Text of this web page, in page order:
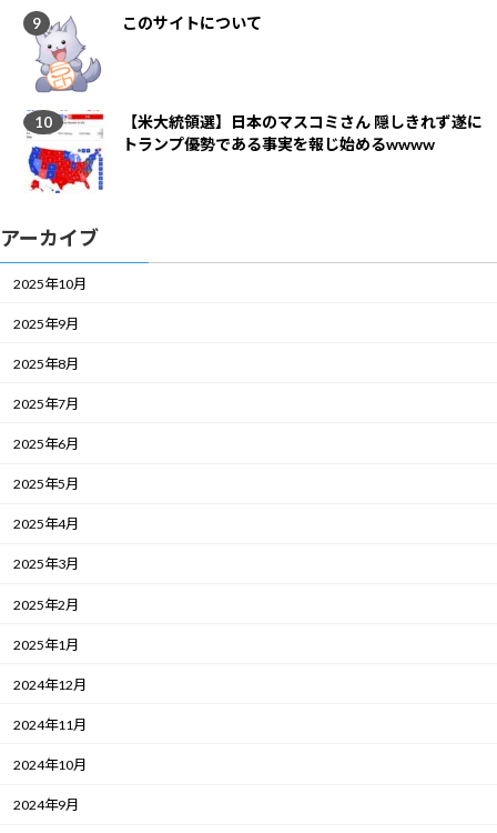
このサイトについて
【米大統領選】日本のマスコミさん 隠しきれず遂に
トランプ優勢である事実を報じ始めるwwww
アーカイブ
2025年10月
2025年9月
2025年8月
2025年7月
2025年6月
2025年5月
2025年4月
2025年3月
2025年2月
2025年1月
2024年12月
2024年11月
2024年10月
2024年9月